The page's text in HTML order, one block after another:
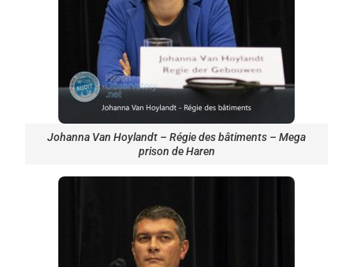
Johanna Van Hoylandt – Régie des bâtiments – Mega
prison de Haren